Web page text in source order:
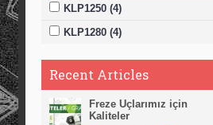
KLP1250 (4)
KLP1280 (4)
Recent Articles
Freze Uçlarımız için
Kaliteler